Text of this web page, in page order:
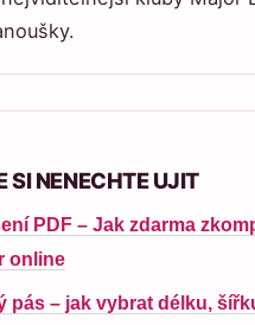
SI NENECHTE UJIT
PDF – Jak zdarma
online
pás – jak vybrat délku,